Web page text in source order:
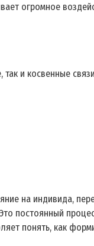
огромное
и косвенные
на индивида,
постоянный
понять, как